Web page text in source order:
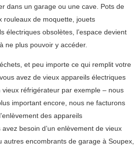
dans un garage ou une cave. Pots de
rouleaux de moquette, jouets
électriques obsolètes, l’espace devient
ne plus pouvoir y accéder.
et peu importe ce qui remplit votre
avez de vieux appareils électriques
réfrigérateur par exemple – nous
important encore, nous ne facturons
des appareils
besoin d’un enlèvement de vieux
autres encombrants de garage à Soupex,